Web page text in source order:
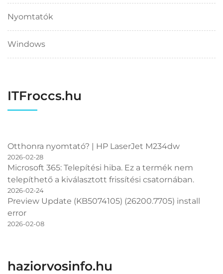
Nyomtatók
Windows
ITFroccs.hu
Otthonra nyomtató? | HP LaserJet M234dw
2026-02-28
Microsoft 365: Telepítési hiba. Ez a termék nem
telepíthető a kiválasztott frissítési csatornában.
2026-02-24
Preview Update (KB5074105) (26200.7705) install
error
2026-02-08
haziorvosinfo.hu